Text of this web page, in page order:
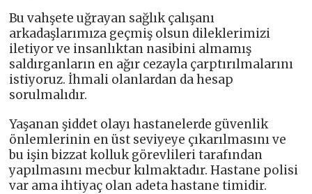
Bu vahşete uğrayan sağlık çalışanı
arkadaşlarımıza geçmiş olsun dileklerimizi
iletiyor ve insanlıktan nasibini almamış
saldırganların en ağır cezayla çarptırılmalarını
istiyoruz. İhmali olanlardan da hesap
sorulmalıdır.
Yaşanan şiddet olayı hastanelerde güvenlik
önlemlerinin en üst seviyeye çıkarılmasını ve
bu işin bizzat kolluk görevlileri tarafından
yapılmasını mecbur kılmaktadır. Hastane polisi
var ama ihtiyaç olan adeta hastane timidir.